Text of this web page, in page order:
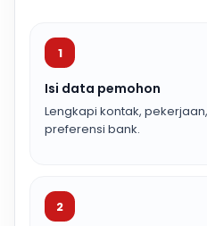
1
Isi data pemohon
Lengkapi kontak,
preferensi bank.
2